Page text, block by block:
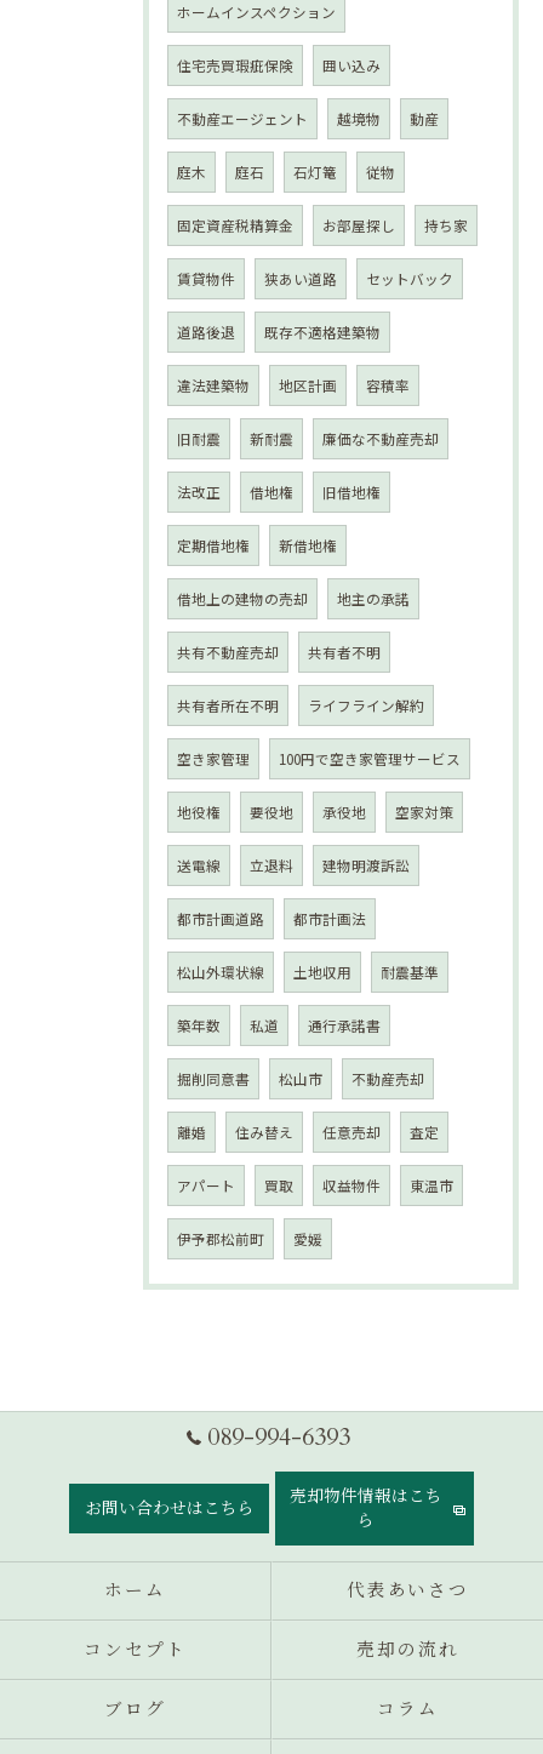
ホームインスペクション
住宅売買瑕疵保険 囲い込み
不動産エージェント 越境物 動産
庭木 庭石 石灯篭 従物
固定資産税精算金 お部屋探し 持ち家
賃貸物件 狭あい道路 セットバック
道路後退 既存不適格建築物
違法建築物 地区計画 容積率
旧耐震 新耐震 廉価な不動産売却
法改正 借地権 旧借地権
定期借地権 新借地権
借地上の建物の売却 地主の承諾
共有不動産売却 共有者不明
共有者所在不明 ライフライン解約
空き家管理 100円で空き家管理サービス
地役権 要役地 承役地 空家対策
送電線 立退料 建物明渡訴訟
都市計画道路 都市計画法
松山外環状線 土地収用 耐震基準
築年数 私道 通行承諾書
掘削同意書 松山市 不動産売却
離婚 住み替え 任意売却 査定
アパート 買取 収益物件 東温市
伊予郡松前町 愛媛
089-994-6393
お問い合わせはこちら
売却物件情報はこち
ら
ホーム 代表あいさつ
コンセプト 売却の流れ
ブログ コラム